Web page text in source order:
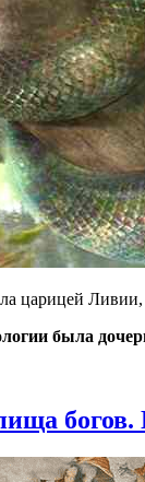
царицей
была
богов.